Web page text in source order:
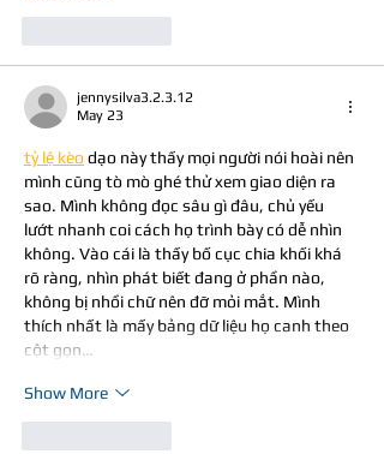
jennysilva3.2.3.12
May 23
tỷ lệ kèo dạo này thấy mọi người nói hoài nên
mình cũng tò mò ghé thử xem giao diện ra
sao. Mình không đọc sâu gì đâu, chủ yếu
lướt nhanh coi cách họ trình bày có dễ nhìn
không. Vào cái là thấy bố cục chia khối khá
rõ ràng, nhìn phát biết đang ở phần nào,
không bị nhồi chữ nên đỡ mỏi mắt. Mình
thích nhất là mấy bảng dữ liệu họ canh theo
cột gọn…
Show More